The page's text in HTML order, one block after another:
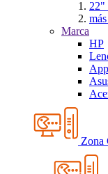
22"
Marca
HP
Zona